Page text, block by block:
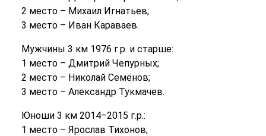
2 место – Михаил Игнатьев;
3 место – Иван Караваев.
Мужчины 3 км 1976 г.р. и старше:
1 место – Дмитрий Чепурных;
2 место – Николай Семёнов;
3 место – Александр Тукмачев.
Юноши 3 км 2014–2015 г.р.:
1 место – Ярослав Тихонов;